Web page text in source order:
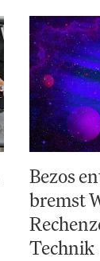
Bezos
bremst
Technik